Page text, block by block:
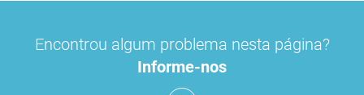
Encontrou algum problema nesta página?
Informe-nos